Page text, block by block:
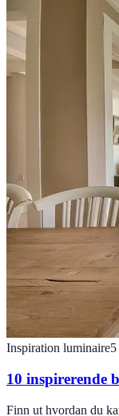
Inspiration luminaire5
10 inspirerende
Finn ut hvordan du